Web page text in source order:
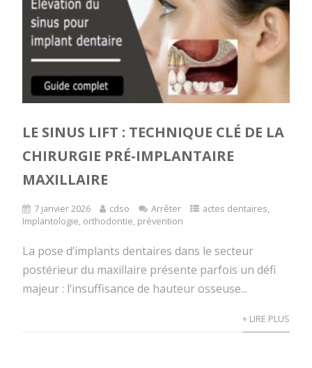
LE SINUS LIFT : TECHNIQUE CLÉ DE LA
CHIRURGIE PRÉ-IMPLANTAIRE
MAXILLAIRE
7 janvier 2026 cdso Arrêter actes dentaires,
Implantologie, orthodontie, prévention
La pose d’implants dentaires dans le secteur
postérieur du maxillaire présente parfois un défi
majeur : l’insuffisance de hauteur osseuse...
+ LIRE PLUS